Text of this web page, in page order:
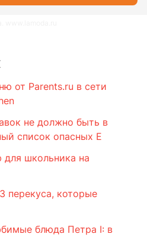
от Parents.ru в сети
не должно быть в
список опасных E
для школьника на
перекуса, которые
блюда Петра I: в